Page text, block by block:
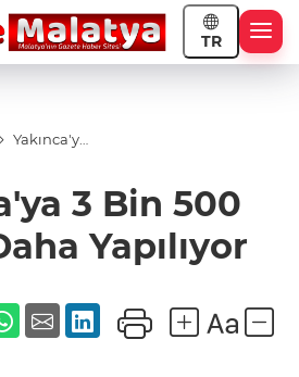
TR
Yakınca'ya
Daha
Yapılıyor 3 Bin 500
Yapılıyor